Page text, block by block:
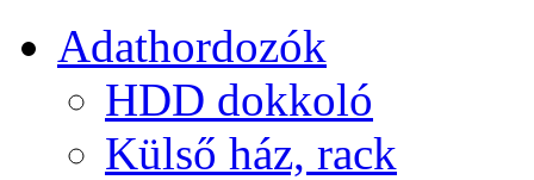
Adathordozók
HDD dokkoló
Külső ház, rack